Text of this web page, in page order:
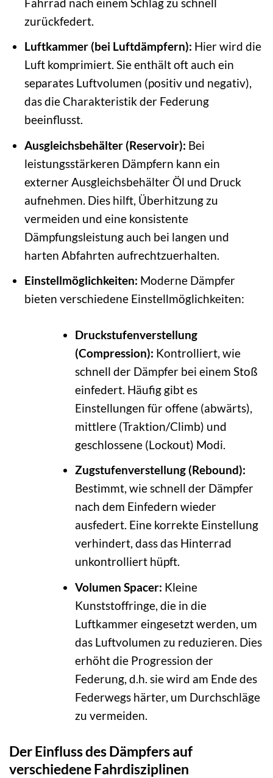
zurückfedert.
Luftkammer (bei Luftdämpfern): Hier wird die
Luft komprimiert. Sie enthält oft auch ein
separates Luftvolumen (positiv und negativ),
das die Charakteristik der Federung
beeinflusst.
Ausgleichsbehälter (Reservoir): Bei
leistungsstärkeren Dämpfern kann ein
externer Ausgleichsbehälter Öl und Druck
aufnehmen. Dies hilft, Überhitzung zu
vermeiden und eine konsistente
Dämpfungsleistung auch bei langen und
harten Abfahrten aufrechtzuerhalten.
Einstellmöglichkeiten: Moderne Dämpfer
bieten verschiedene Einstellmöglichkeiten:
Druckstufenverstellung
(Compression): Kontrolliert, wie
schnell der Dämpfer bei einem Stoß
einfedert. Häufig gibt es
Einstellungen für offene (abwärts),
mittlere (Traktion/Climb) und
geschlossene (Lockout) Modi.
Zugstufenverstellung (Rebound):
Bestimmt, wie schnell der Dämpfer
nach dem Einfedern wieder
ausfedert. Eine korrekte Einstellung
verhindert, dass das Hinterrad
unkontrolliert hüpft.
Volumen Spacer: Kleine
Kunststoffringe, die in die
Luftkammer eingesetzt werden, um
das Luftvolumen zu reduzieren. Dies
erhöht die Progression der
Federung, d.h. sie wird am Ende des
Federwegs härter, um Durchschläge
zu vermeiden.
Der Einfluss des Dämpfers auf
verschiedene Fahrdisziplinen